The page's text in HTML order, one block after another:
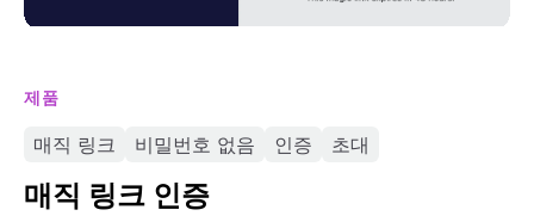
제품
매직 링크 비밀번호 없음 인증 초대
매직 링크 인증